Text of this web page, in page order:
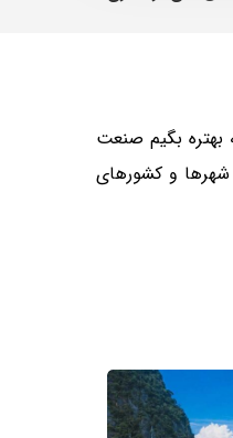
بگیم صنعت
شهرها و کشورهای